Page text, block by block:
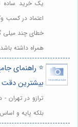
یک خرید ساده
اعتماد در کسب
خطای چند میلی
همراه داشته
⭐️ راهنمای
بیشترین
ترازو در تهران
بلکه پایه و